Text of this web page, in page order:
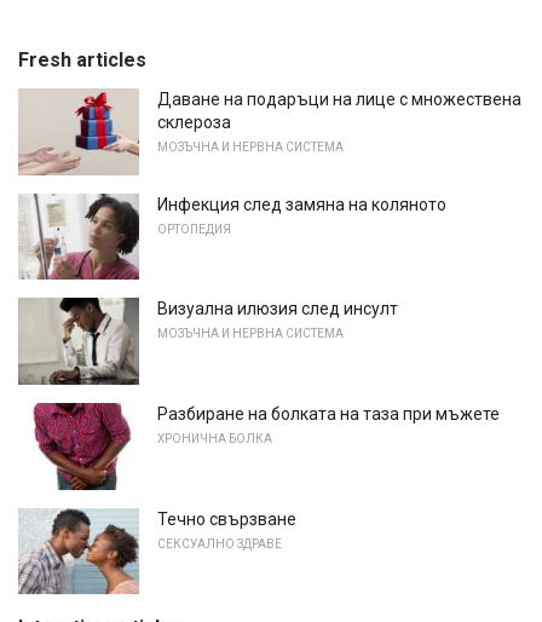
Fresh articles
Даване на подаръци на лице с множествена
склероза
МОЗЪЧНА И НЕРВНА СИСТЕМА
Инфекция след замяна на коляното
ОРТОПЕДИЯ
Визуална илюзия след инсулт
МОЗЪЧНА И НЕРВНА СИСТЕМА
Разбиране на болката на таза при мъжете
ХРОНИЧНА БОЛКА
Течно свързване
СЕКСУАЛНО ЗДРАВЕ